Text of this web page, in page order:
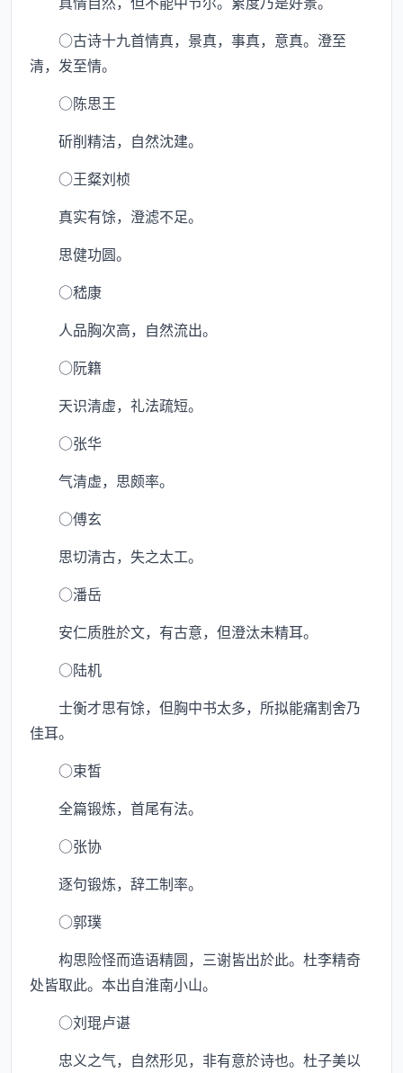
○古诗十九首情真，景真，事真，意真。澄至
清，发至情。
○陈思王
斫削精洁，自然沈建。
○王粲刘桢
真实有馀，澄滤不足。
思健功圆。
○嵇康
人品胸次高，自然流出。
○阮籍
天识清虚，礼法疏短。
○张华
气清虚，思颇率。
○傅玄
思切清古，失之太工。
○潘岳
安仁质胜於文，有古意，但澄汰未精耳。
○陆机
士衡才思有馀，但胸中书太多，所拟能痛割舍乃
佳耳。
○束皙
全篇锻炼，首尾有法。
○张协
逐句锻炼，辞工制率。
○郭璞
构思险怪而造语精圆，三谢皆出於此。杜李精奇
处皆取此。本出自淮南小山。
○刘琨卢谌
忠义之气，自然形见，非有意於诗也。杜子美以